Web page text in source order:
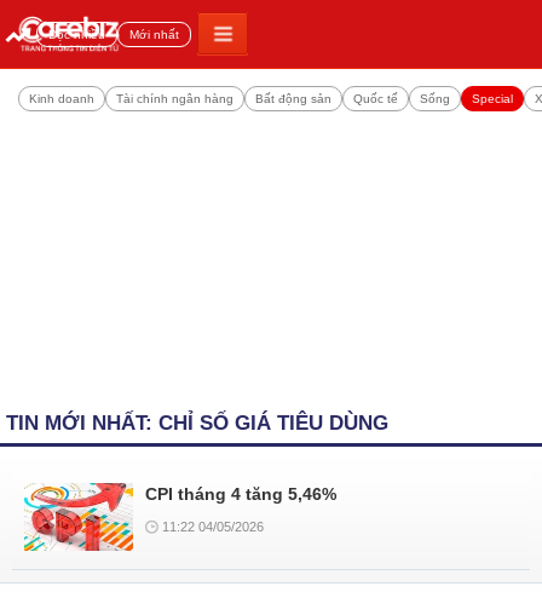
Đọc nhiều Mới nhất
Kinh doanh Tài chính ngân hàng Bất động sản Quốc tế Sống Special
TIN MỚI NHẤT: CHỈ SỐ GIÁ TIÊU DÙNG
CPI tháng 4 tăng 5,46%
11:22 04/05/2026